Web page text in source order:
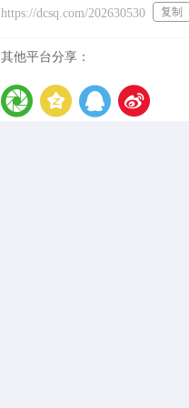
https://dcsq.com/202630530 复制
其他平台分享：